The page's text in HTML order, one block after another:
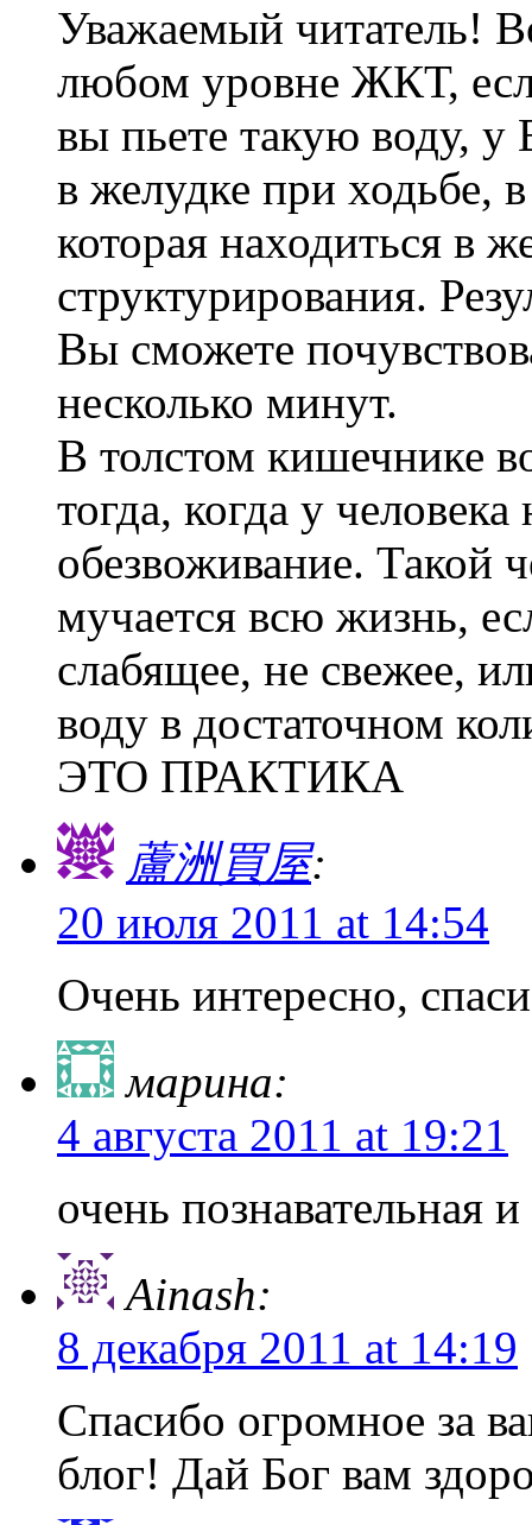
Уважаемый читатель!
любом уровне ЖКТ,
вы пьете такую воду, у
в желудке при ходьбе,
которая находиться в
структурирования.
Вы сможете
несколько минут.
В толстом кишечнике
тогда, когда у
обезвоживание. Такой
мучается всю жизнь,
слабящее, не свежее,
воду в достаточном
ЭТО ПРАКТИКА
蘆洲買屋:
20 июля 2011 at 14:54
Очень интересно,
марина:
4 августа 2011 at 19:21
очень познавательная
Ainash:
8 декабря 2011 at 14:19
Спасибо огромное за
блог! Дай Бог вам